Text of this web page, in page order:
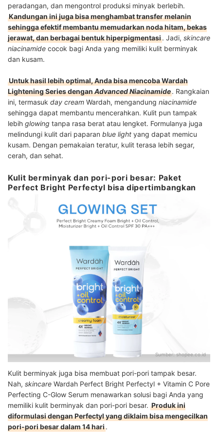
peradangan, dan mengontrol produksi minyak berlebih.
Kandungan ini juga bisa menghambat transfer melanin
sehingga efektif membantu memudarkan noda hitam, bekas
jerawat, dan berbagai bentuk hiperpigmentasi. Jadi, skincare
niacinamide cocok bagi Anda yang memiliki kulit berminyak
dan kusam.
Untuk hasil lebih optimal, Anda bisa mencoba Wardah
Lightening Series denganAdvanced Niacinamide. Rangkaian
ini, termasuk day cream Wardah, mengandung niacinamide
sehingga dapat membantu mencerahkan. Kulit pun tampak
lebih glowing tanpa rasa berat atau lengket. Formulanya juga
melindungi kulit dari paparan blue light yang dapat memicu
kusam. Dengan pemakaian teratur, kulit terasa lebih segar,
cerah, dan sehat.
Kulit berminyak dan pori-pori besar: Paket
Perfect Bright Perfectyl bisa dipertimbangkan
Sumber:shopee.co.id
Kulit berminyak juga bisa membuat pori-pori tampak besar.
Nah, skincare Wardah Perfect Bright Perfectyl + Vitamin C Pore
Perfecting C-Glow Serum menawarkan solusi bagi Anda yang
memiliki kulit berminyak dan pori-pori besar. Produk ini
diformulasi dengan Perfectyl yang diklaim bisa mengecilkan
pori-pori besar dalam 14 hari.